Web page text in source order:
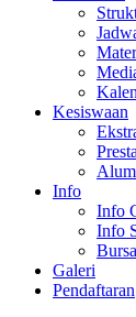
Kesiswaan
Info
Info
Info
Galeri
Pendaftaran